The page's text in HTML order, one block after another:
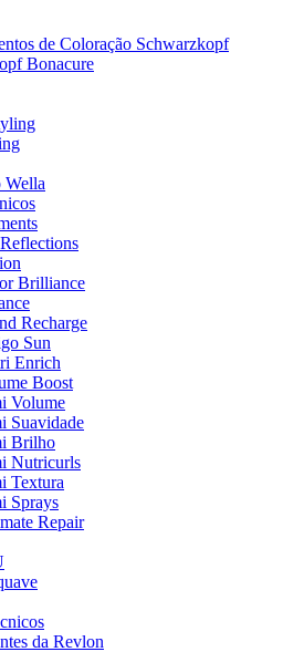
de Coloração Schwarzkopf
Bonacure
Wella
Brilliance
Recharge
Sun
Enrich
Boost
Volume
Suavidade
Brilho
Nutricurls
Textura
Sprays
Repair
da Revlon